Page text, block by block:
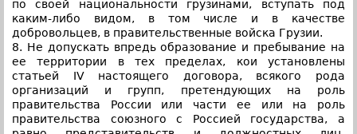
по своей национальности грузинами, вступать под
каким-либо видом, в том числе и в качестве
добровольцев, в правительственные войска Грузии.
8. Не допускать впредь образование и пребывание на
ее территории в тех пределах, кои установлены
статьей IV настоящего договора, всякого рода
организаций и групп, претендующих на роль
правительства России или части ее или на роль
правительства союзного с Россией государства, а